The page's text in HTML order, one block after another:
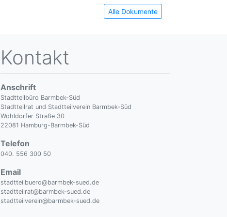
Alle Dokumente
Kontakt
Anschrift
Stadtteilbüro Barmbek-Süd
Stadtteilrat und Stadtteilverein Barmbek-Süd
Wohldorfer Straße 30
22081 Hamburg-Barmbek-Süd
Telefon
040. 556 300 50
Email
stadtteilbuero@barmbek-sued.de
stadtteilrat@barmbek-sued.de
stadtteilverein@barmbek-sued.de